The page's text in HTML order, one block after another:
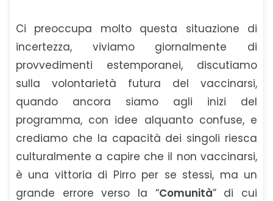
Ci preoccupa molto questa situazione di
incertezza, viviamo giornalmente di
provvedimenti estemporanei, discutiamo
sulla volontarietà futura del vaccinarsi,
quando ancora siamo agli inizi del
programma, con idee alquanto confuse, e
crediamo che la capacità dei singoli riesca
culturalmente a capire che il non vaccinarsi,
è una vittoria di Pirro per se stessi, ma un
grande errore verso la “Comunità” di cui